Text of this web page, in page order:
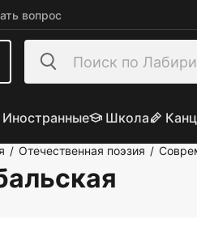
вопрос
Иностранные Школа
/ Отечественная поэзия /